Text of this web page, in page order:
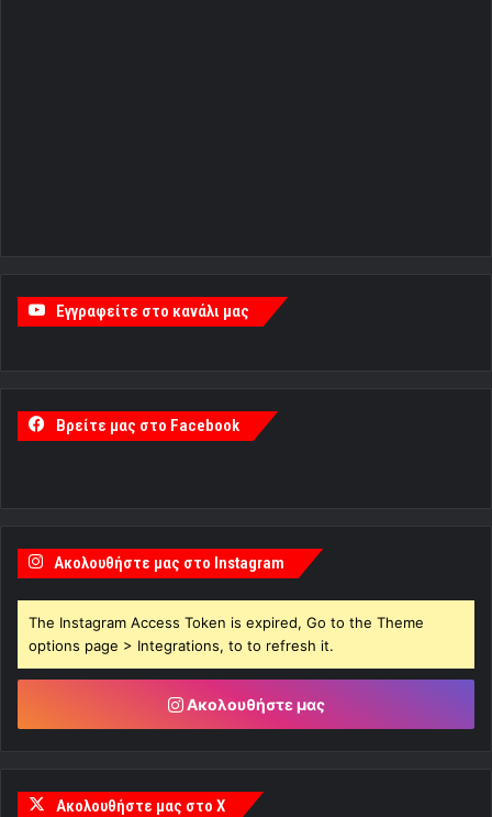
Εγγραφείτε στο κανάλι μας
Βρείτε μας στο Facebook
Ακολουθήστε μας στο Instagram
The Instagram Access Token is expired, Go to the Theme
options page > Integrations, to to refresh it.
Ακολουθήστε μας
Ακολουθήστε μας στο X